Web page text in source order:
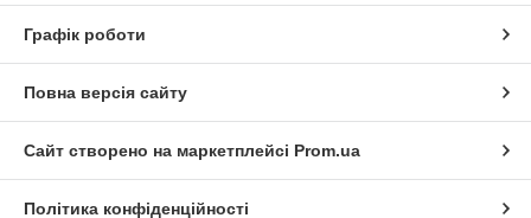
Графік роботи
Повна версія сайту
Сайт створено на маркетплейсі Prom.ua
Політика конфіденційності